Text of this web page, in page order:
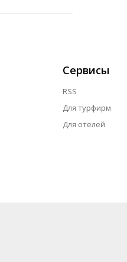
Сервисы
RSS
Для турфирм
Для отелей